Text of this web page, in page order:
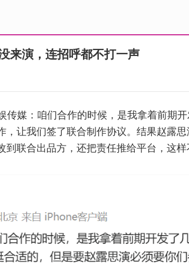
来演，连招呼都不打一声
传媒：咱们合作的时候，是我拿着前期
，让我们签了联合制作协议。结果赵露
联合出品方，还把责任推给平台，这样